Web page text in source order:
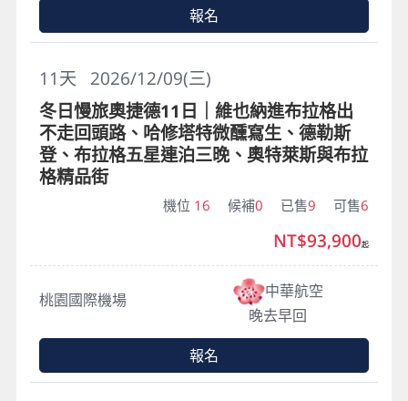
報名
2026/12/09(三)
11天
冬日慢旅奧捷德11日｜維也納進布拉格出
不走回頭路、哈修塔特微醺寫生、德勒斯
登、布拉格五星連泊三晚、奧特萊斯與布拉
格精品街
機位 16 候補0 已售9 可售6
桃園國際機場
中華航空
晚去早回
NT$93,900起
報名